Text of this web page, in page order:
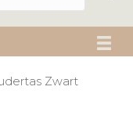
Zwart